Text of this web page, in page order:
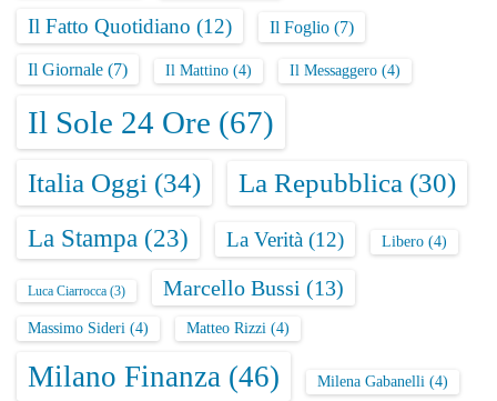
c
Il Fatto Quotidiano (12) Il Foglio (7)
Il Giornale (7) Il Mattino (4) Il Messaggero (4)
Il Sole 24 Ore (67)
Italia Oggi (34) La Repubblica (30)
La Stampa (23) La Verità (12) Libero (4)
Luca Ciarrocca (3) Marcello Bussi (13)
Massimo Sideri (4) Matteo Rizzi (4)
Milano Finanza (46) Milena Gabanelli (4)